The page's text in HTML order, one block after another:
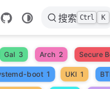
搜索 Ctrl K
Gal 3 Arch 2 Secure
boot 1 UKI 1